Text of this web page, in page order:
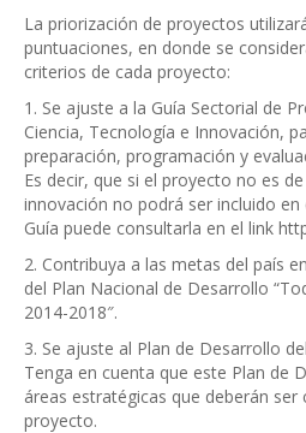
La priorización de proyectos
puntuaciones, en donde se
criterios de cada proyecto:
1. Se ajuste a la Guía Sectorial de
Ciencia, Tecnología e Innovación,
preparación, programación y
Es decir, que si el proyecto no es
innovación no podrá ser incluido en
Guía puede consultarla en el link
2. Contribuya a las metas del país
del Plan Nacional de Desarrollo
2014-2018″.
3. Se ajuste al Plan de Desarrollo
Tenga en cuenta que este Plan de
áreas estratégicas que deberán ser
proyecto.